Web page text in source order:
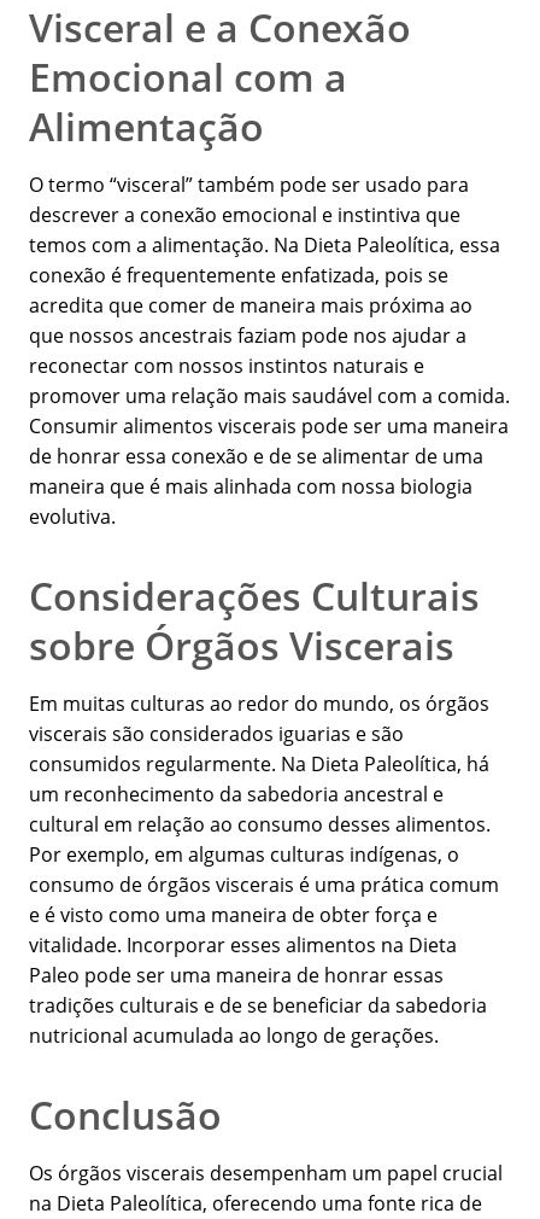
Visceral e a Conexão
Emocional com a
Alimentação
O termo “visceral” também pode ser usado para
descrever a conexão emocional e instintiva que
temos com a alimentação. Na Dieta Paleolítica, essa
conexão é frequentemente enfatizada, pois se
acredita que comer de maneira mais próxima ao
que nossos ancestrais faziam pode nos ajudar a
reconectar com nossos instintos naturais e
promover uma relação mais saudável com a comida.
Consumir alimentos viscerais pode ser uma maneira
de honrar essa conexão e de se alimentar de uma
maneira que é mais alinhada com nossa biologia
evolutiva.
Considerações Culturais
sobre Órgãos Viscerais
Em muitas culturas ao redor do mundo, os órgãos
viscerais são considerados iguarias e são
consumidos regularmente. Na Dieta Paleolítica, há
um reconhecimento da sabedoria ancestral e
cultural em relação ao consumo desses alimentos.
Por exemplo, em algumas culturas indígenas, o
consumo de órgãos viscerais é uma prática comum
e é visto como uma maneira de obter força e
vitalidade. Incorporar esses alimentos na Dieta
Paleo pode ser uma maneira de honrar essas
tradições culturais e de se beneficiar da sabedoria
nutricional acumulada ao longo de gerações.
Conclusão
Os órgãos viscerais desempenham um papel crucial
na Dieta Paleolítica, oferecendo uma fonte rica de